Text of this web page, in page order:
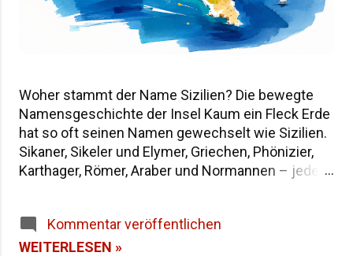
Woher stammt der Name Sizilien? Die bewegte
Namensgeschichte der Insel Kaum ein Fleck Erde
hat so oft seinen Namen gewechselt wie Sizilien.
Sikaner, Sikeler und Elymer, Griechen, Phönizier,
Karthager, Römer, Araber und Normannen – jede
fragst, warum die Insel heute "Sicilia" heißt und
wie sie in der Antike genannt wurde, findest du
Kommentar veröffentlichen
WEITERLESEN »